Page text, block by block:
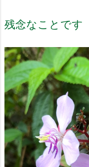
残念なことです